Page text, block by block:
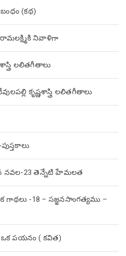
(కథ)
నివాళిగా
లలితగీతాలు
కృష్ణశాస్త్రి లలితగీతాలు
నవల-23 తెన్నేటి హేమలత
గాథలు -18 – సజ్జనసాంగత్యము –
పయనం ( కవిత)